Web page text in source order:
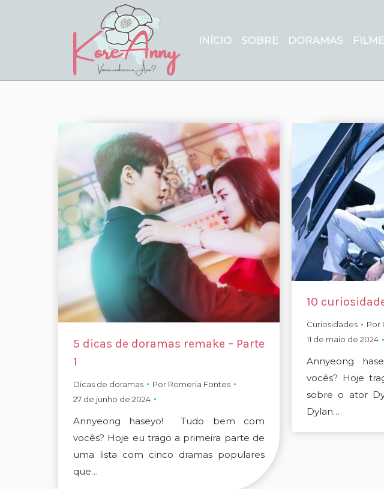
INÍCIO SOBRE DORAMAS
5 dicas de doramas remake – Parte
1
Dicas de doramas Por Romeria Fontes
27 de junho de 2024
Annyeong haseyo! Tudo bem com
vocês? Hoje eu trago a primeira parte de
uma lista com cinco dramas populares
que…
10
Curiosidades Por
11 de maio de 2024
Annyeong
vocês? Hoje
sobre o ator
Dylan…